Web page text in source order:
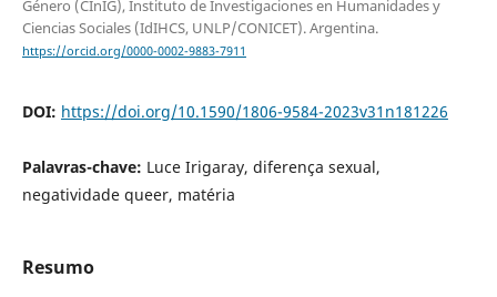
Género (CInIG), Instituto de Investigaciones en Humanidades y
Ciencias Sociales (IdIHCS, UNLP/CONICET). Argentina.
https://orcid.org/0000-0002-9883-7911
DOI: https://doi.org/10.1590/1806-9584-2023v31n181226
Palavras-chave: Luce Irigaray, diferença sexual,
negatividade queer, matéria
Resumo